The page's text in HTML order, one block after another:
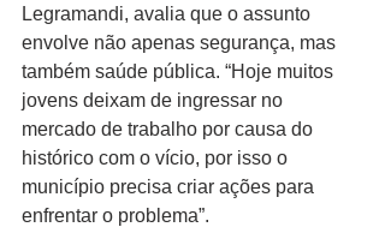
Legramandi, avalia que o assunto
envolve não apenas segurança, mas
também saúde pública. “Hoje muitos
jovens deixam de ingressar no
mercado de trabalho por causa do
histórico com o vício, por isso o
município precisa criar ações para
enfrentar o problema”.